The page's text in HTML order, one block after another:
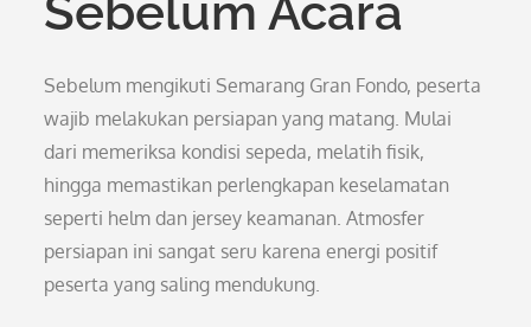
Sebelum Acara
Sebelum mengikuti Semarang Gran Fondo, peserta
wajib melakukan persiapan yang matang. Mulai
dari memeriksa kondisi sepeda, melatih fisik,
hingga memastikan perlengkapan keselamatan
seperti helm dan jersey keamanan. Atmosfer
persiapan ini sangat seru karena energi positif
peserta yang saling mendukung.